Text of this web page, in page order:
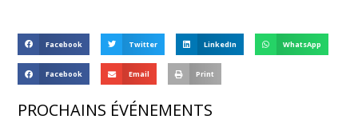
Facebook Twitter LinkedIn WhatsApp
Facebook Email Print
PROCHAINS ÉVÉNEMENTS